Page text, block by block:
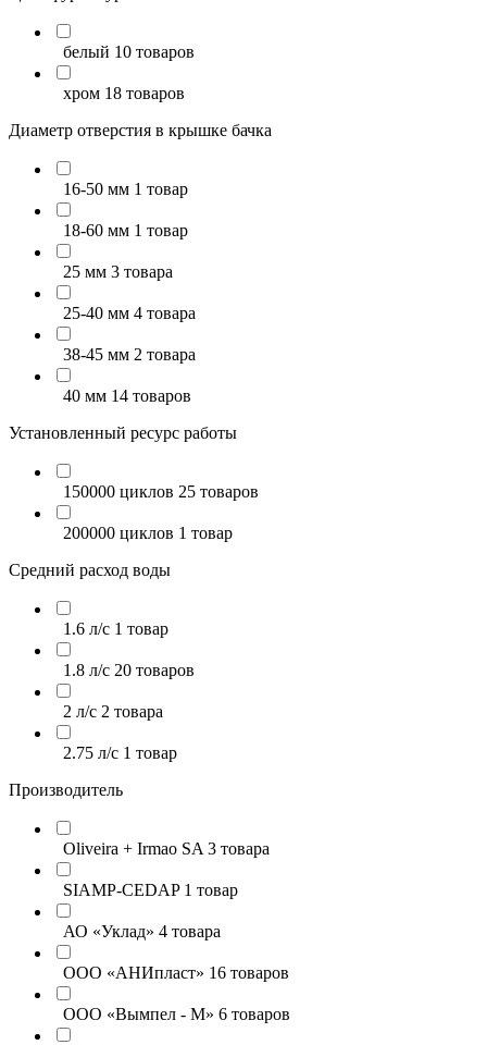
белый 10 товаров
хром 18 товаров
Диаметр отверстия в крышке бачка
16-50 мм 1 товар
18-60 мм 1 товар
25 мм 3 товара
25-40 мм 4 товара
38-45 мм 2 товара
40 мм 14 товаров
Установленный ресурс работы
150000 циклов 25 товаров
200000 циклов 1 товар
Средний расход воды
1.6 л/с 1 товар
1.8 л/с 20 товаров
2 л/с 2 товара
2.75 л/с 1 товар
Производитель
Oliveira + Irmao SA 3 товара
SIAMP-CEDAP 1 товар
АО «Уклад» 4 товара
ООО «АНИпласт» 16 товаров
ООО «Вымпел - М» 6 товаров